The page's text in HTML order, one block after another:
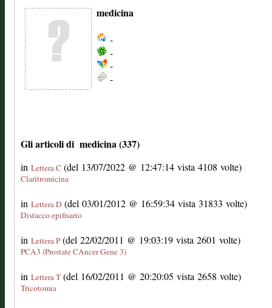
medicina
-
-
-
-
Gli articoli di medicina (337)
in Lettera C (del 13/07/2022 @ 12:47:14 vista 4108 volte)
Claritromicina
in Lettera D (del 03/01/2012 @ 16:59:34 vista 31833 volte)
Distacco epifisario
in Lettera P(del 22/02/2011 @ 19:03:19 vista 2601 volte)
PCA3 (Prostate CAncer Gene 3)
in Lettera T (del 16/02/2011 @ 20:20:05 vista 2658 volte)
Tricotomia